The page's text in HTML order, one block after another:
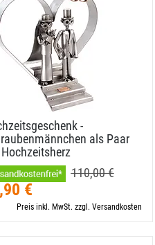
-
als Paar
110,00 €
€
Preis inkl. MwSt. zzgl. Versandkosten